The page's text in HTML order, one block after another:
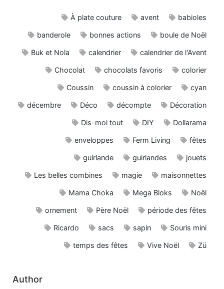
À plate couture avent babioles
banderole bonnes actions boule de Noël
Buk et Nola calendrier calendrier de l'Avent
Chocolat chocolats favoris colorier
Coussin coussin à colorier cyan
décembre Déco décompte Décoration
Dis-moi tout DIY Dollarama
enveloppes Ferm Living fêtes
guirlande guirlandes jouets
Les belles combines magie maisonnettes
Mama Choka Mega Bloks Noël
ornement Père Noël période des fêtes
Ricardo sacs sapin Souris mini
temps des fêtes Vive Noël Zü
Author